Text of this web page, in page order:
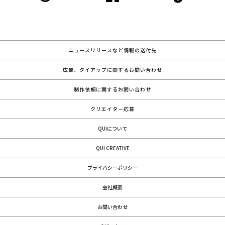
ニュースリリースなど情報の送付先
広告、タイアップに関するお問い合わせ
制作依頼に関するお問い合わせ
クリエイター応募
QUIについて
QUI CREATIVE
プライバシーポリシー
会社概要
お問い合わせ